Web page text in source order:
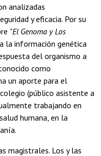
analizadas
y eficacia. Por su
"El Genoma y Los
la información genética
del organismo a
como
un aporte para el
(público asistente a
trabajando en
humana, en la
magistrales. Los y las